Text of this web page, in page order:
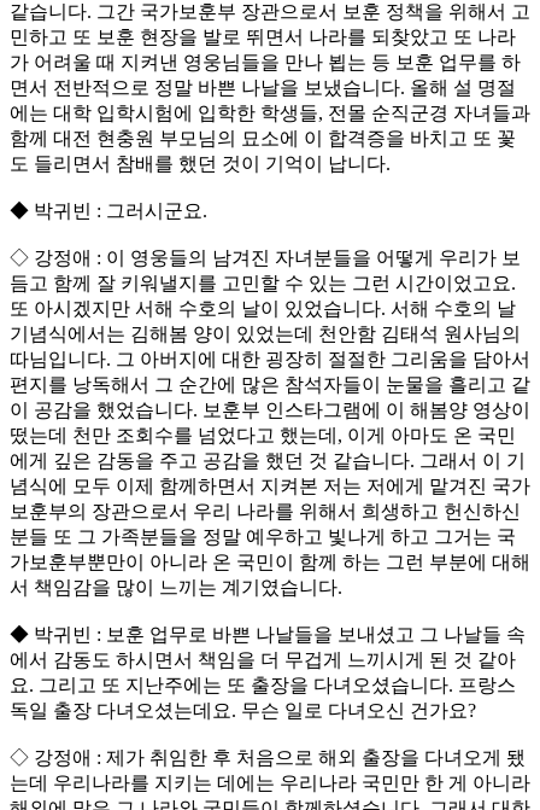
같습니다. 그간 국가보훈부 장관으로서 보훈 정책을 위해서 고
민하고 또 보훈 현장을 발로 뛰면서 나라를 되찾았고 또 나라
가 어려울 때 지켜낸 영웅님들을 만나 뵙는 등 보훈 업무를 하
면서 전반적으로 정말 바쁜 나날을 보냈습니다. 올해 설 명절
에는 대학 입학시험에 입학한 학생들, 전몰 순직군경 자녀들과
함께 대전 현충원 부모님의 묘소에 이 합격증을 바치고 또 꽃
도 들리면서 참배를 했던 것이 기억이 납니다.
◆ 박귀빈 : 그러시군요.
◇ 강정애 : 이 영웅들의 남겨진 자녀분들을 어떻게 우리가 보
듬고 함께 잘 키워낼지를 고민할 수 있는 그런 시간이었고요.
또 아시겠지만 서해 수호의 날이 있었습니다. 서해 수호의 날
기념식에서는 김해봄 양이 있었는데 천안함 김태석 원사님의
따님입니다. 그 아버지에 대한 굉장히 절절한 그리움을 담아서
편지를 낭독해서 그 순간에 많은 참석자들이 눈물을 흘리고 같
이 공감을 했었습니다. 보훈부 인스타그램에 이 해봄양 영상이
떴는데 천만 조회수를 넘었다고 했는데, 이게 아마도 온 국민
에게 깊은 감동을 주고 공감을 했던 것 같습니다. 그래서 이 기
념식에 모두 이제 함께하면서 지켜본 저는 저에게 맡겨진 국가
보훈부의 장관으로서 우리 나라를 위해서 희생하고 헌신하신
분들 또 그 가족분들을 정말 예우하고 빛나게 하고 그거는 국
가보훈부뿐만이 아니라 온 국민이 함께 하는 그런 부분에 대해
서 책임감을 많이 느끼는 계기였습니다.
◆ 박귀빈 : 보훈 업무로 바쁜 나날들을 보내셨고 그 나날들 속
에서 감동도 하시면서 책임을 더 무겁게 느끼시게 된 것 같아
요. 그리고 또 지난주에는 또 출장을 다녀오셨습니다. 프랑스
독일 출장 다녀오셨는데요. 무슨 일로 다녀오신 건가요?
◇ 강정애 : 제가 취임한 후 처음으로 해외 출장을 다녀오게 됐
는데 우리나라를 지키는 데에는 우리나라 국민만 한 게 아니라